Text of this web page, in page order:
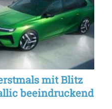
mit Blitz
beeindruckend